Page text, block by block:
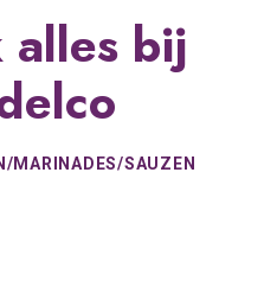
bij
MARINADES/SAUZEN